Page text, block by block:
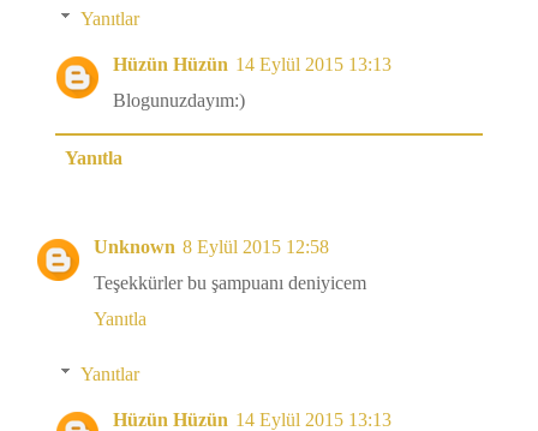
Yanıtlar
Hüzün Hüzün 14 Eylül 2015 13:13
Blogunuzdayım:)
Yanıtla
Unknown 8 Eylül 2015 12:58
Teşekkürler bu şampuanı deniyicem
Yanıtla
Yanıtlar
Hüzün Hüzün 14 Eylül 2015 13:13